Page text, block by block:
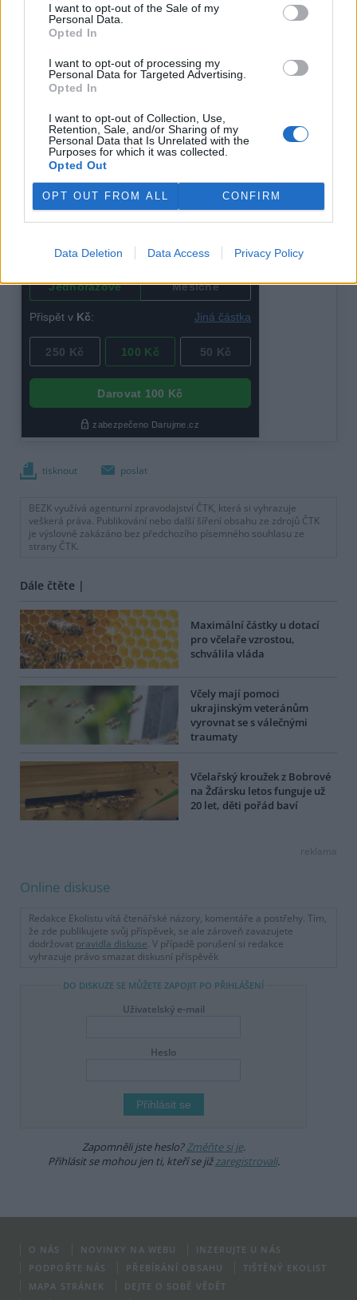
I want to opt-out of the Sale of my
Personal Data.
Opted In
I want to opt-out of processing my
Personal Data for Targeted Advertising.
Opted In
I want to opt-out of Collection, Use,
Retention, Sale, and/or Sharing of my
Personal Data that Is Unrelated with the
Purposes for which it was collected.
Opted Out
OPT OUT FROM ALL CONFIRM
Data Deletion Data Access Privacy Policy
mluví evropský zemědělský a včelařský sektor. Je navíc
nejisté, jak rychle bude Brusel schopen reagovat. Měli
skutečně pravým medem, a zaměřit se na kontrolu
dosledovatelnosti původu," dodal Jaš.
tisknout poslat
BEZK využívá agenturní zpravodajství ČTK, která si vyhrazuje
veškerá práva. Publikování nebo další šíření obsahu ze zdrojů ČTK
je výslovně zakázáno bez předchozího písemného souhlasu ze
strany ČTK.
Dále čtěte |
Maximální částky u dotací
pro včelaře vzrostou,
schválila vláda
Včely mají pomoci
ukrajinským veteránům
vyrovnat se s válečnými
traumaty
Včelařský kroužek z Bobrové
na Žďársku letos funguje už
20 let, děti pořád baví
reklama
Online diskuse
Redakce Ekolistu vítá čtenářské názory, komentáře a postřehy. Tím,
že zde publikujete svůj příspěvek, se ale zároveň zavazujete
dodržovat pravidla diskuse. V případě porušení si redakce
vyhrazuje právo smazat diskusní příspěvěk
DO DISKUZE SE MŮŽETE ZAPOJIT PO PŘIHLÁŠENÍ
Uživatelský e-mail
Heslo
Zapomněli jste heslo?Změňte si je.
Přihlásit se mohou jen ti, kteří se jižzaregistrovali.
O NÁS NOVINKY NA WEBU
INZERUJTE U NÁS
PODPOŘTE NÁS
PŘEBÍRÁNÍ OBSAHU
TIŠTĚNÝ EKOLIST
MAPA STRÁNEK
DEJTE O SOBĚ VĚDĚT